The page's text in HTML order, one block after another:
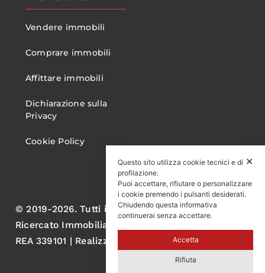
Vendere immobili
Comprare immobili
Affittare immobili
Dichiarazione sulla
Privacy
Cookie Policy
© 2019-2026. Tutti i diritti sono riservati. Gruppo
Ricercato Immobiliare S.r.l. P.IVA 05060570750
REA 339101 | Realizzato da AL
✕
Questo sito utilizza cookie tecnici e di
profilazione.
Puoi accettare, rifiutare o personalizzare
i cookie premendo i pulsanti desiderati.
Chiudendo questa informativa
continuerai senza accettare.
Accetta
Rifiuta